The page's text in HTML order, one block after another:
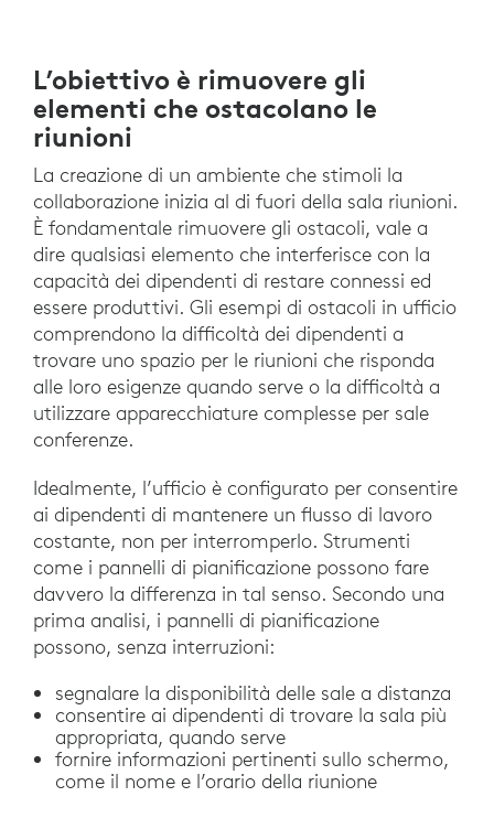
L’obiettivo è rimuovere gli
elementi che ostacolano le
riunioni
La creazione di un ambiente che stimoli la
collaborazione inizia al di fuori della sala riunioni.
È fondamentale rimuovere gli ostacoli, vale a
dire qualsiasi elemento che interferisce con la
capacità dei dipendenti di restare connessi ed
essere produttivi. Gli esempi di ostacoli in ufficio
comprendono la difficoltà dei dipendenti a
trovare uno spazio per le riunioni che risponda
alle loro esigenze quando serve o la difficoltà a
utilizzare apparecchiature complesse per sale
conferenze.
Idealmente, l’ufficio è configurato per consentire
ai dipendenti di mantenere un flusso di lavoro
costante, non per interromperlo. Strumenti
come i pannelli di pianificazione possono fare
davvero la differenza in tal senso. Secondo una
prima analisi, i pannelli di pianificazione
possono, senza interruzioni:
segnalare la disponibilità delle sale a distanza
consentire ai dipendenti di trovare la sala più
appropriata, quando serve
fornire informazioni pertinenti sullo schermo,
come il nome e l’orario della riunione